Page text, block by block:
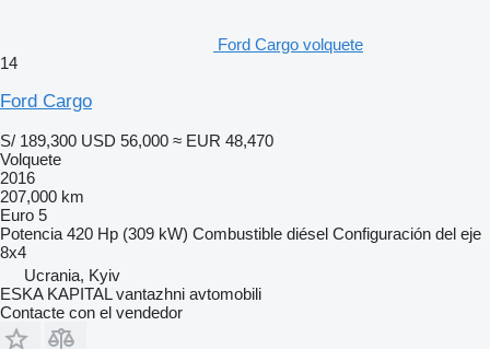
Ford Cargo volquete
14
Ford Cargo
S/ 189,300 USD 56,000 ≈ EUR 48,470
Volquete
2016
207,000 km
Euro 5
Potencia 420 Hp (309 kW) Combustible diésel Configuración del eje
8x4
Ucrania, Kyiv
ESKA KAPITAL vantazhni avtomobili
Contacte con el vendedor